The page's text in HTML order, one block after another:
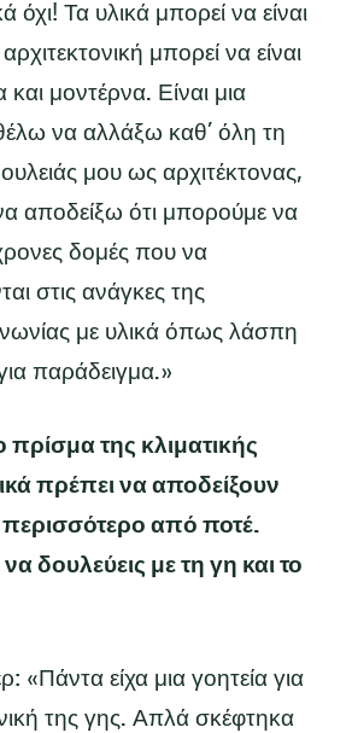
όχι! Τα υλικά μπορεί να είναι
μπορεί να είναι
και μοντέρνα. Είναι μια
να αλλάξω καθ’ όλη τη
μου ως αρχιτέκτονας,
αποδείξω ότι μπορούμε να
δομές που να
στις ανάγκες της
με υλικά όπως λάσπη
παράδειγμα.»
της κλιματικής
πρέπει να αποδείξουν
περισσότερο από ποτέ.
δουλεύεις με τη γη και το
«Πάντα είχα μια γοητεία για
της γης. Απλά σκέφτηκα